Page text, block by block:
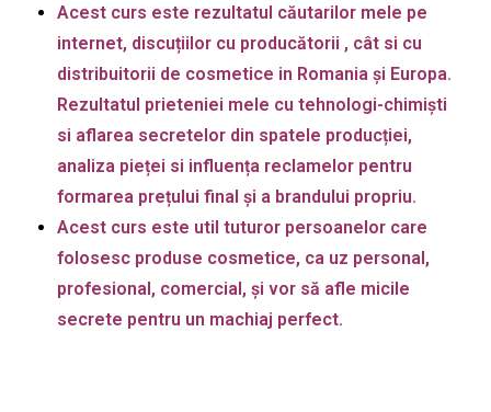
Acest curs este rezultatul căutarilor mele pe
internet, discuțiilor cu producătorii , cât si cu
distribuitorii de cosmetice in Romania și Europa.
Rezultatul prieteniei mele cu tehnologi-chimiști
si aflarea secretelor din spatele producției,
analiza pieței si influența reclamelor pentru
formarea prețului final și a brandului propriu.
Acest curs este util tuturor persoanelor care
folosesc produse cosmetice, ca uz personal,
profesional, comercial, și vor să afle micile
secrete pentru un machiaj perfect.